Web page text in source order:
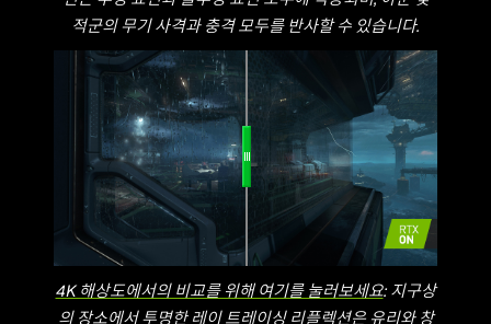
적군의 무기 사격과 충격 모두를 반사할 수 있습니다.
4K 해상도에서의 비교를 위해 여기를 눌러보세요: 지구상
의 장소에서 투명한 레이 트레이싱 리플렉션은 유리와 창